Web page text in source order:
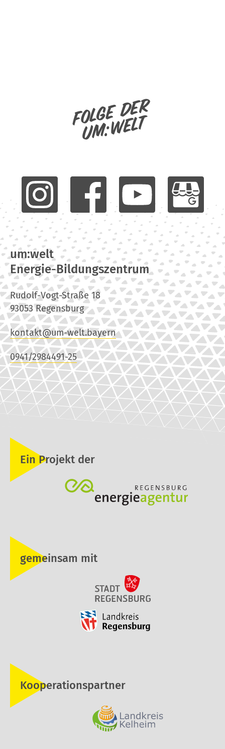
Folge der
um:welt
um:welt
Energie-Bildungszentrum
Rudolf-Vogt-Straße 18
93053 Regensburg
kontakt@um-welt.bayern
0941/2984491-25
Ein Projekt der
gemeinsam mit
Kooperationspartner